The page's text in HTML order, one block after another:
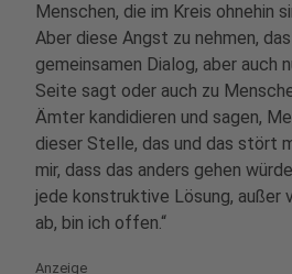
Menschen, die im Kreis ohnehin
Aber diese Angst zu nehmen,
gemeinsamen Dialog, aber auch
Seite sagt oder auch zu
Ämter kandidieren und sagen,
dieser Stelle, das und das stört
mir, dass das anders gehen
jede konstruktive Lösung, außer
ab, bin ich offen.“
Anzeige